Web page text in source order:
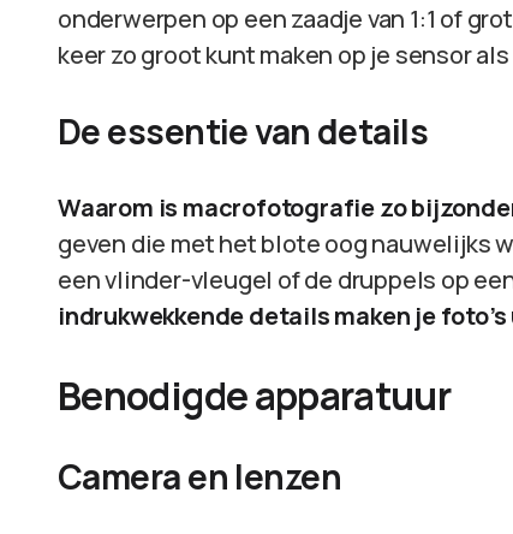
onderwerpen op een zaadje van 1:1 of
keer zo groot kunt maken op je sensor
De essentie van details
Waarom is macrofotografie zo
geven die met het blote oog nauwelijks
een vlinder-vleugel of de druppels op
indrukwekkende details maken je
Benodigde apparatuur
Camera en lenzen